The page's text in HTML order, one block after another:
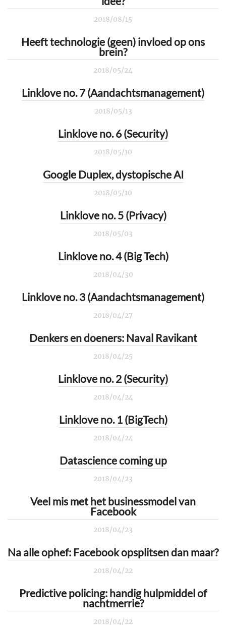
2018/08/15
Heeft technologie (geen) invloed op ons
brein?
2018/05/24
Linklove no. 7 (Aandachtsmanagement)
2018/05/13
Linklove no. 6 (Security)
2018/05/10
Google Duplex, dystopische AI
2018/05/10
Linklove no. 5 (Privacy)
2018/05/03
Linklove no. 4 (Big Tech)
2018/04/30
Linklove no. 3 (Aandachtsmanagement)
2018/04/27
Denkers en doeners: Naval Ravikant
2018/04/25
Linklove no. 2 (Security)
2018/04/24
Linklove no. 1 (BigTech)
2018/04/24
Datascience coming up
2018/04/23
Veel mis met het businessmodel van
Facebook
2018/04/23
Na alle ophef: Facebook opsplitsen dan maar?
2018/04/22
Predictive policing: handig hulpmiddel of
nachtmerrie?
2018/04/22